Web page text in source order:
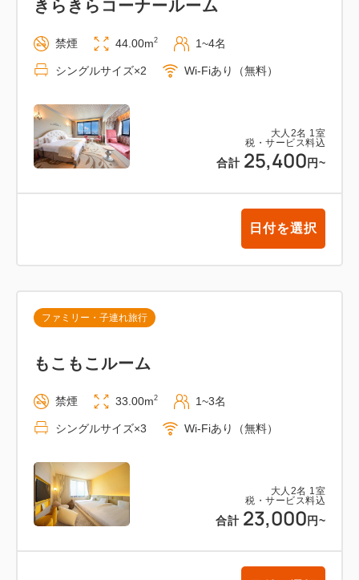
大人 2名 1室
税・サービス料込
合計 25,400 円~
きらきらコーナールーム
禁煙 44.00m2 1~4名
シングルサイズ×2 Wi-Fiあり（無料）
日付を選択
大人 2名 1室
税・サービス料込
合計 23,000 円~
ファミリー・子連れ旅行
もこもこルーム
禁煙 33.00m2 1~3名
シングルサイズ×3 Wi-Fiあり（無料）